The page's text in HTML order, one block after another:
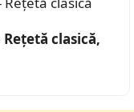
clasică,